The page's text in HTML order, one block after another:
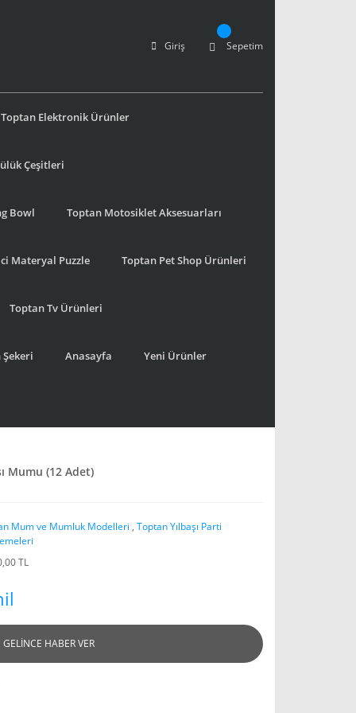
Giriş Sepetim
Toptan Elektronik Ürünler
Çeşitleri
Bowl Toptan Motosiklet Aksesuarları
Materyal Puzzle Toptan Pet Shop Ürünleri
Toptan Tv Ürünleri
Anasayfa Yeni Ürünler
Mumu (12 Adet)
Mum ve Mumluk Modelleri , Toptan Yılbaşı Parti
TL
GELİNCE HABER VER